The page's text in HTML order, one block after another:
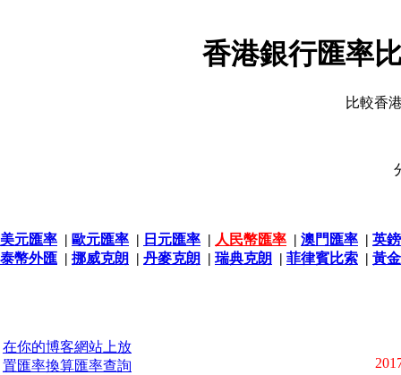
香港銀行匯率
比較香
美元匯率 | 歐元匯率 | 日元匯率 | 人民幣匯率 | 澳門匯率 | 英
泰幣外匯 | 挪威克朗 | 丹麥克朗 | 瑞典克朗 | 菲律賓比索 | 黃
在你的博客網站上放
置匯率換算匯率查詢